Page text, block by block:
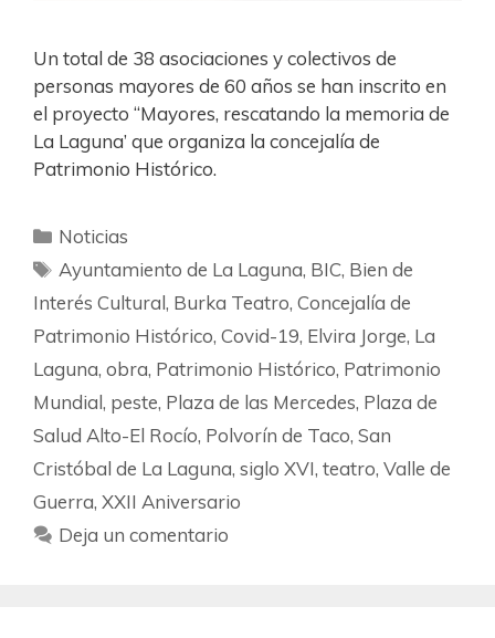
Un total de 38 asociaciones y colectivos de
personas mayores de 60 años se han inscrito en
el proyecto ‘‘Mayores, rescatando la memoria de
La Laguna’ que organiza la concejalía de
Patrimonio Histórico.
Noticias
Ayuntamiento de La Laguna, BIC, Bien de
Interés Cultural, Burka Teatro, Concejalía de
Patrimonio Histórico, Covid-19, Elvira Jorge, La
Laguna, obra, Patrimonio Histórico, Patrimonio
Mundial, peste, Plaza de las Mercedes, Plaza de
Salud Alto-El Rocío, Polvorín de Taco, San
Cristóbal de La Laguna, siglo XVI, teatro, Valle de
Guerra, XXII Aniversario
Deja un comentario